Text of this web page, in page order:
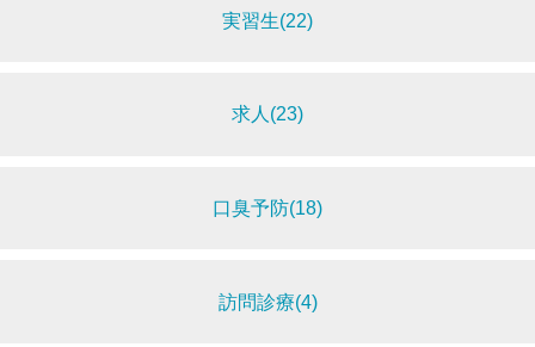
実習生(22)
求人(23)
口臭予防(18)
訪問診療(4)